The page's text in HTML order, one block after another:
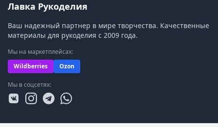
Лавка Рукоделия
Ваш надежный партнер в мире творчества. Качественные
материалы для рукоделия с 2009 года.
Мы на маркетплейсах:
Wildberries
Ozon
Мы в соцсетях: